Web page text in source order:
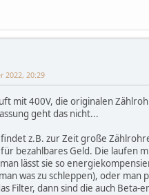
2022, 20:29
mit 400V, die originalen
geht das nicht...
z.B. zur Zeit große
bezahlbares Geld. Die laufen
lässt sie so
was zu schleppen), oder man
Filter, dann sind die auch Beta-